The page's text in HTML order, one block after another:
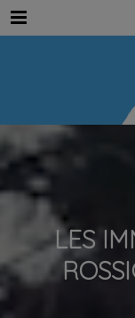
Menu
LES